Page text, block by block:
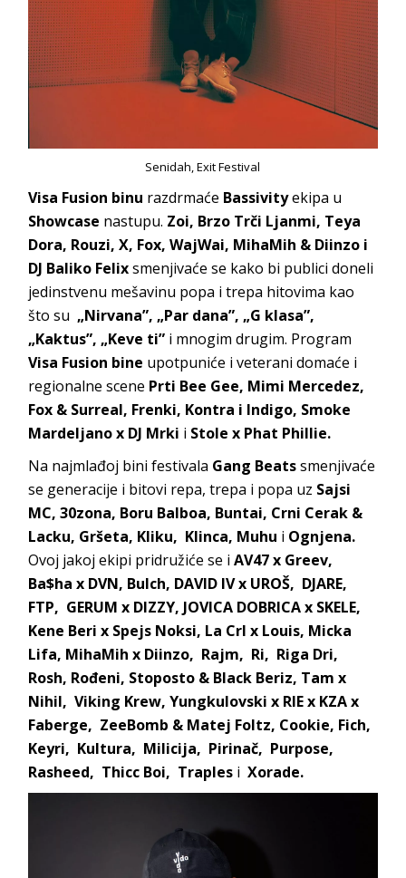
Senidah, Exit Festival
Visa Fusion binu razdrmaće Bassivityekipa u
Showcase nastupu. Zoi, Brzo Trči Ljanmi, Teya
Dora, Rouzi, X, Fox, WajWai, MihaMih & Diinzo i
DJ Baliko Felixsmenjivaće se kako bi publici doneli
jedinstvenu mešavinu popa i trepa hitovima kao
što su „Nirvana”, „Par dana”, „G klasa”,
„Kaktus”, „Keve ti” i mnogim drugim. Program
Visa Fusion bine upotpuniće i veterani domaće i
regionalne scene Prti Bee Gee, Mimi Mercedez,
Fox & Surreal, Frenki, Kontra i Indigo, Smoke
Mardeljano x DJ Mrki i Stole x Phat Phillie.
Na najmlađoj bini festivala Gang Beatssmenjivaće
se generacije i bitovi repa, trepa i popa uz Sajsi
MC, 30zona, Boru Balboa, Buntai, Crni Cerak &
Lacku, Gršeta, Kliku, Klinca, Muhu i Ognjena.
Ovoj jakoj ekipi pridružiće se iAV47 x Greev,
Ba$ha x DVN, Bulch, DAVID IV x UROŠ, DJARE,
FTP, GERUM x DIZZY, JOVICA DOBRICA x SKELE,
Kene Beri x Spejs Noksi, La Crl x Louis, Micka
Lifa, MihaMih x Diinzo, Rajm, Ri, Riga Dri,
Rosh, Rođeni, Stoposto & Black Beriz, Tam x
Nihil, Viking Krew, Yungkulovski x RIE x KZA x
Faberge, ZeeBomb & Matej Foltz, Cookie, Fich,
Keyri, Kultura, Milicija, Pirinač, Purpose,
Rasheed, Thicc Boi, Traples i Xorade.